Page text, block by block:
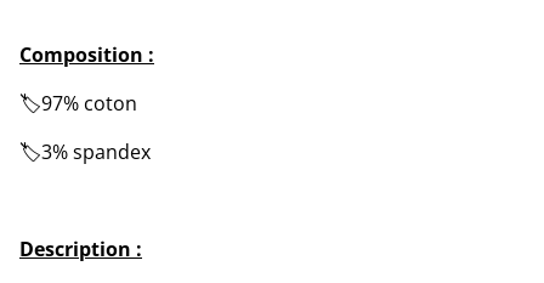
Composition :
🏷️97% coton
🏷️3% spandex
Description :